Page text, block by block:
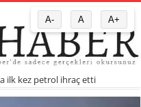
ilk kez petrol ihraç etti
A- A A+